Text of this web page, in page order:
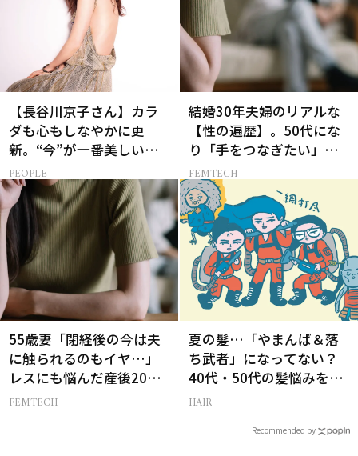
【長谷川京子さん】カラ
ダも心もしなやかに更
新。“今”が一番美しい
［特別画像集］
PEOPLE
結婚30年夫婦のリアルな
【性の遍歴】。50代にな
り「手をつなぎたい」と
願う理由とは
FEMTECH
55歳妻「閉経後の今は夫
に触られるのもイヤ…」
レスにも悩んだ産後20年
の葛藤
FEMTECH
夏の髪…「やまんば＆落
ち武者」になってない？
40代・50代の髪悩みをレ
スキューする裏ワザ
HAIR
Recommended by